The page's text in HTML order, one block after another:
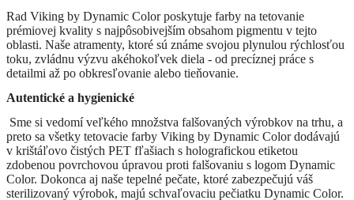
Rad Viking by Dynamic Color poskytuje farby na tetovanie
prémiovej kvality s najpôsobivejším obsahom pigmentu v tejto
oblasti. Naše atramenty, ktoré sú známe svojou plynulou rýchlosťou
toku, zvládnu výzvu akéhokoľvek diela - od precíznej práce s
detailmi až po obkresľovanie alebo tieňovanie.
Autentické a hygienické
Sme si vedomí veľkého množstva falšovaných výrobkov na trhu, a
preto sa všetky tetovacie farby Viking by Dynamic Color dodávajú
v krištáľovo čistých PET fľašiach s holografickou etiketou
zdobenou povrchovou úpravou proti falšovaniu s logom Dynamic
Color. Dokonca aj naše tepelné pečate, ktoré zabezpečujú váš
sterilizovaný výrobok, majú schvaľovaciu pečiatku Dynamic Color.